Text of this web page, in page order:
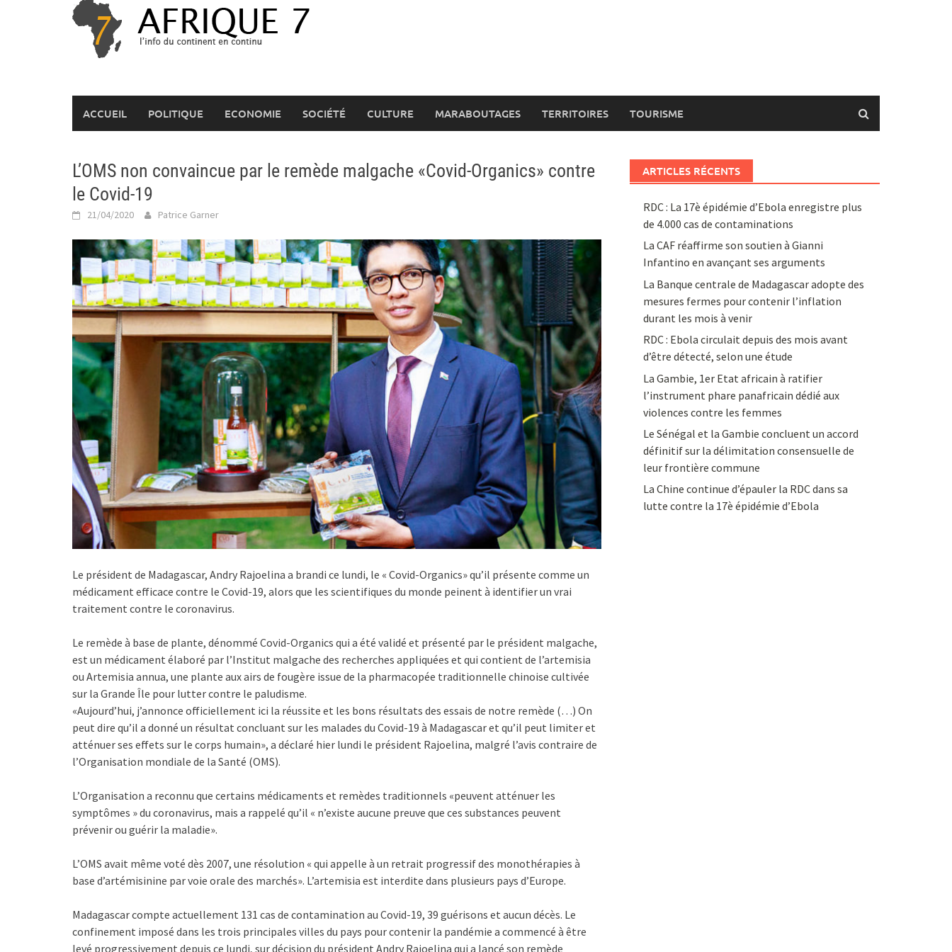
ACCUEIL POLITIQUE ECONOMIE SOCIÉTÉ CULTURE MARABOUTAGES TERRITOIRES TOURISME
L’OMS non convaincue par le remède malgache «Covid-Organics» contre
le Covid-19
21/04/2020 Patrice Garner
Le président de Madagascar, Andry Rajoelina a brandi ce lundi, le « Covid-Organics» qu’il présente comme un
médicament efficace contre le Covid-19, alors que les scientifiques du monde peinent à identifier un vrai
traitement contre le coronavirus.
Le remède à base de plante, dénommé Covid-Organics qui a été validé et présenté par le président malgache,
est un médicament élaboré par l’Institut malgache des recherches appliquées et qui contient de l’artemisia
ou Artemisia annua, une plante aux airs de fougère issue de la pharmacopée traditionnelle chinoise cultivée
sur la Grande Île pour lutter contre le paludisme.
«Aujourd’hui, j’annonce officiellement ici la réussite et les bons résultats des essais de notre remède (…) On
peut dire qu’il a donné un résultat concluant sur les malades du Covid-19 à Madagascar et qu’il peut limiter et
atténuer ses effets sur le corps humain», a déclaré hier lundi le président Rajoelina, malgré l’avis contraire de
l’Organisation mondiale de la Santé (OMS).
L’Organisation a reconnu que certains médicaments et remèdes traditionnels «peuvent atténuer les
symptômes » du coronavirus, mais a rappelé qu’il « n’existe aucune preuve que ces substances peuvent
prévenir ou guérir la maladie».
L’OMS avait même voté dès 2007, une résolution « qui appelle à un retrait progressif des monothérapies à
base d’artémisinine par voie orale des marchés». L’artemisia est interdite dans plusieurs pays d’Europe.
Madagascar compte actuellement 131 cas de contamination au Covid-19, 39 guérisons et aucun décès. Le
confinement imposé dans les trois principales villes du pays pour contenir la pandémie a commencé à être
levé progressivement depuis ce lundi, sur décision du président Andry Rajoelina qui a lancé son remède
ARTICLES RÉCENTS
RDC : La 17è épidémie d’Ebola enregistre plus
de 4.000 cas de contaminations
La CAF réaffirme son soutien à Gianni
Infantino en avançant ses arguments
La Banque centrale de Madagascar adopte des
mesures fermes pour contenir l’inflation
durant les mois à venir
RDC : Ebola circulait depuis des mois avant
d’être détecté, selon une étude
La Gambie, 1er Etat africain à ratifier
l’instrument phare panafricain dédié aux
violences contre les femmes
Le Sénégal et la Gambie concluent un accord
définitif sur la délimitation consensuelle de
leur frontière commune
La Chine continue d’épauler la RDC dans sa
lutte contre la 17è épidémie d’Ebola